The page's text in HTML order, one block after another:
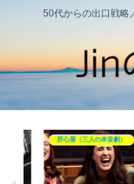
50代からの出口戦略
肝心屋（三人の本音劇）